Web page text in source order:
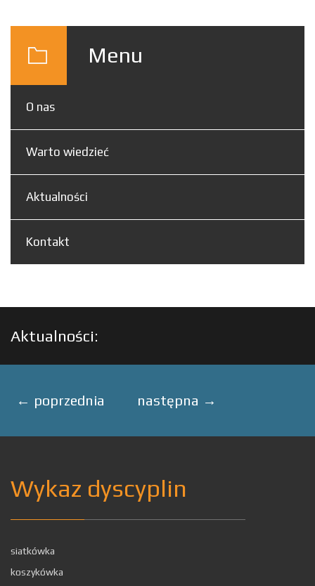
Menu
O nas
Warto wiedzieć
Aktualności
Kontakt
Aktualności:
← poprzednia następna →
Wykaz dyscyplin
siatkówka
koszykówka